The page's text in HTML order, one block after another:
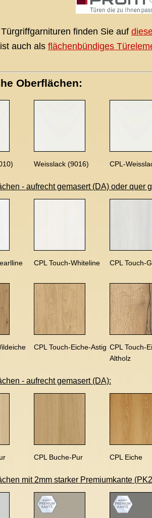
finden Sie auf
auch als flächenbündiges
Oberflächen:
Weisslack (9016) CPL-
- aufrecht gemasert (DA) oder quer
CPL Touch-Whiteline CPL Touch-
CPL Touch-Eiche-Astig CPL Touch-
Altholz
- aufrecht gemasert (DA):
CPL Buche-Pur CPL Eiche
mit 2mm starker Premiumkante